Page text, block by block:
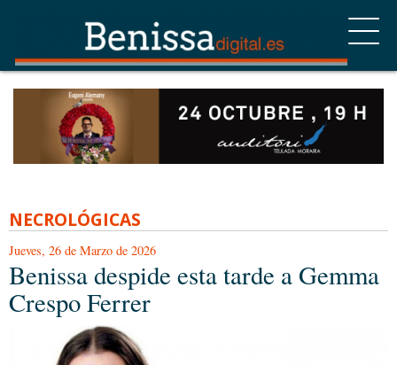
NECROLÓGICAS
Jueves, 26 de Marzo de 2026
Benissa despide esta tarde a Gemma
Crespo Ferrer